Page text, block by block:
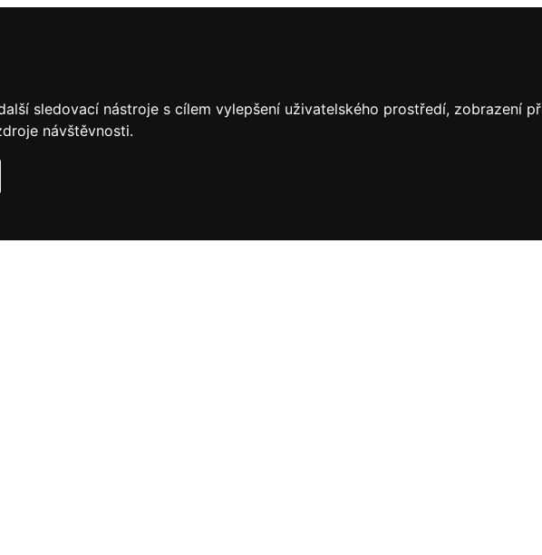
sledovací nástroje s cílem vylepšení uživatelského prostředí, zobrazení
návštěvnosti.